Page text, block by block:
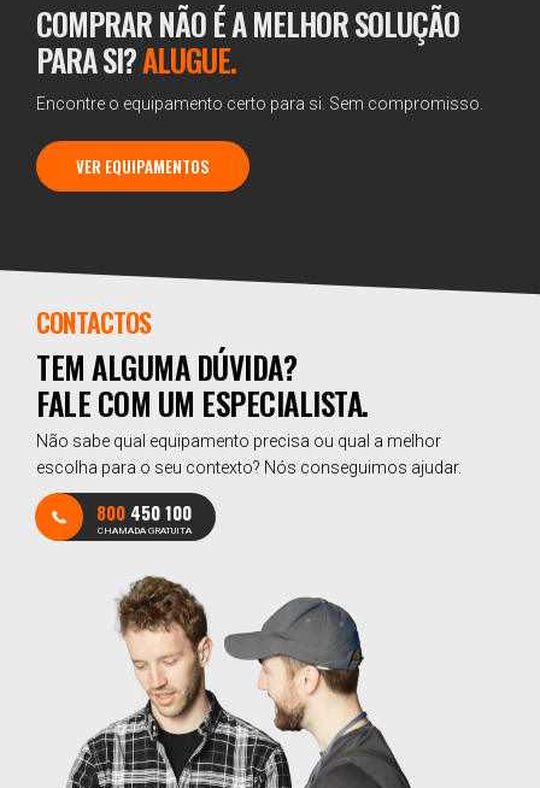
COMPRAR NÃO É A MELHOR SOLUÇÃO
PARA SI?ALUGUE.
Encontre o equipamento certo para si. Sem compromisso.
VER EQUIPAMENTOS
CONTACTOS
TEM ALGUMA DÚVIDA?
FALE COM UM ESPECIALISTA.
Não sabe qual equipamento precisa ou qual a melhor
escolha para o seu contexto? Nós conseguimos ajudar.
800 450 100
CHAMADA GRATUITA